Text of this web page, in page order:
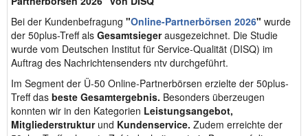
Bei der Kundenbefragung "Online-Partnerbörsen 2026" wurde
der 50plus-Treff als Gesamtsieger ausgezeichnet. Die Studie
wurde vom Deutschen Institut für Service-Qualität (DISQ) im
Auftrag des Nachrichtensenders ntv durchgeführt.
Im Segment der Ü-50 Online-Partnerbörsen erzielte der 50plus-
Treff das beste Gesamtergebnis. Besonders überzeugen
konnten wir in den Kategorien Leistungsangebot,
Mitgliederstruktur und Kundenservice. Zudem erreichte der